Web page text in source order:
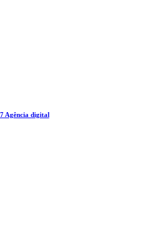
Agência digital